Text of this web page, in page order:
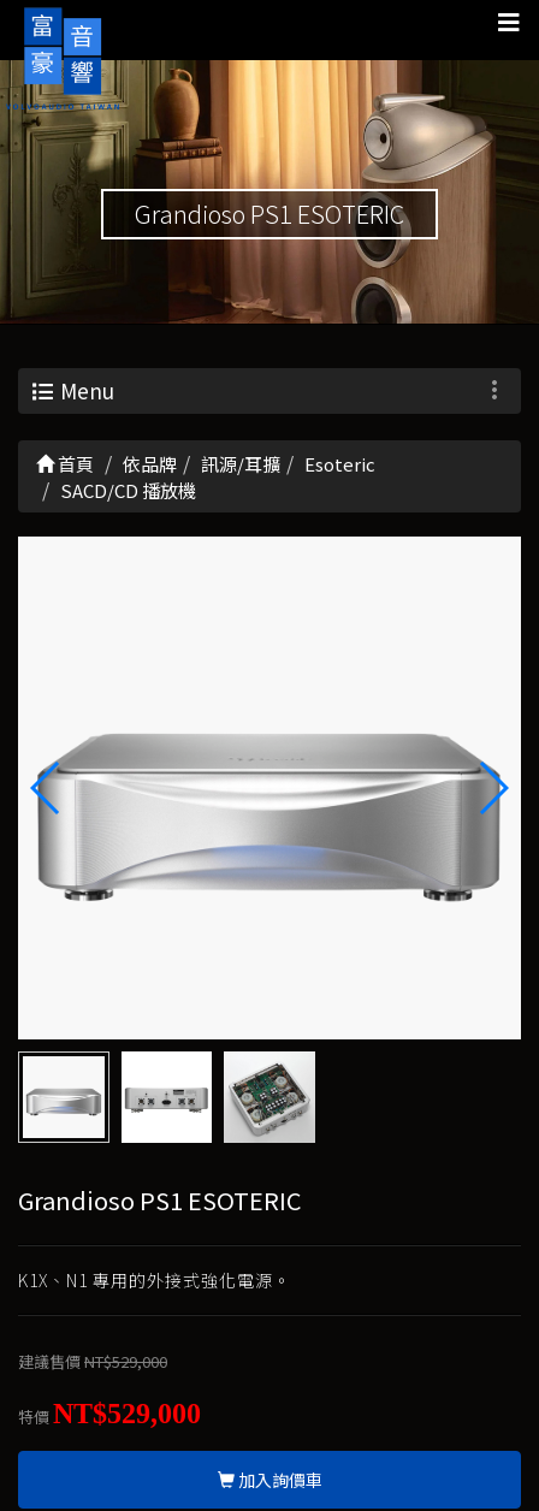
Grandioso PS1 ESOTERIC
Menu
首頁 依品牌 訊源/耳擴
Esoteric
SACD/CD 播放機
Grandioso PS1 ESOTERIC
K1X、N1 專用的外接式強化電源。
建議售價NT$529,000
特價NT$529,000
加入詢價車